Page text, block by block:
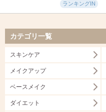
ランキングIN
カテゴリ一覧
スキンケア
メイクアップ
ベースメイク
ダイエット